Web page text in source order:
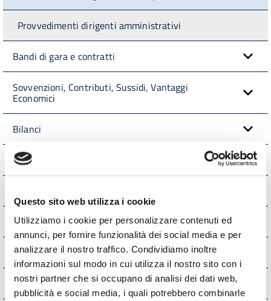
Questo sito web utilizza i cookie
Utilizziamo i cookie per personalizzare contenuti ed
annunci, per fornire funzionalità dei social media e per
analizzare il nostro traffico. Condividiamo inoltre
informazioni sul modo in cui utilizza il nostro sito con i
nostri partner che si occupano di analisi dei dati web,
pubblicità e social media, i quali potrebbero combinarle
Provvedimenti dirigenti amministrativi
Bandi di gara e contratti
Sovvenzioni, Contributi, Sussidi, Vantaggi
Economici
Bilanci
Beni Immobili e Gestione Patrimonio
Servizi erogati
Pagamenti dell'Amministrazione
Opere pubbliche